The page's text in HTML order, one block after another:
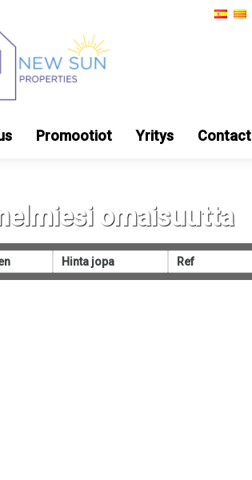
Promootiot Yritys Contact
omaisuutta